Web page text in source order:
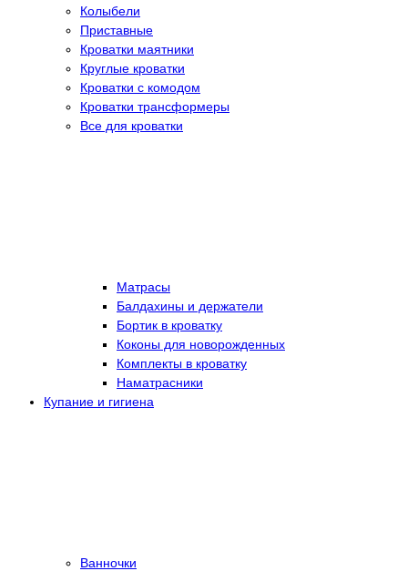
Колыбели
Приставные
Кроватки маятники
Круглые кроватки
Кроватки с комодом
Кроватки трансформеры
Все для кроватки
Матрасы
Балдахины и держатели
Бортик в кроватку
Коконы для новорожденных
Комплекты в кроватку
Наматрасники
Купание и гигиена
Ванночки